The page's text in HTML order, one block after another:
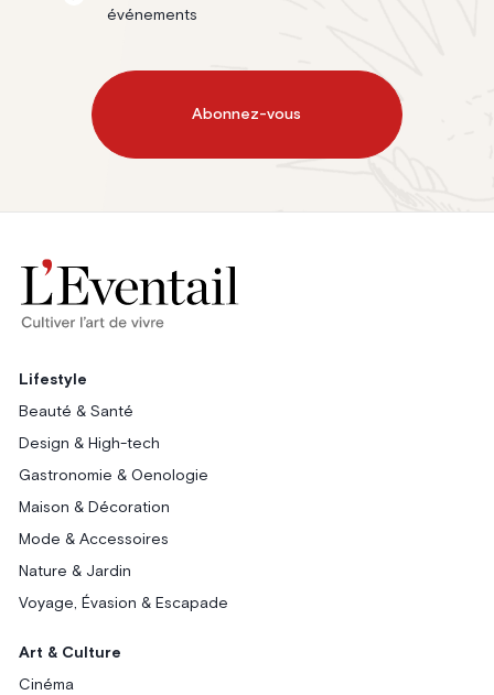
événements
Abonnez-vous
Lifestyle
Beauté & Santé
Design & High-tech
Gastronomie & Oenologie
Maison & Décoration
Mode & Accessoires
Nature & Jardin
Voyage, Évasion & Escapade
Art & Culture
Cinéma